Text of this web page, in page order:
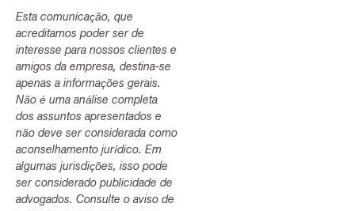
Esta comunicação, que
acreditamos poder ser de
interesse para nossos clientes e
amigos da empresa, destina-se
apenas a informações gerais.
Não é uma análise completa
dos assuntos apresentados e
não deve ser considerada como
aconselhamento jurídico. Em
algumas jurisdições, isso pode
ser considerado publicidade de
advogados. Consulte o aviso de